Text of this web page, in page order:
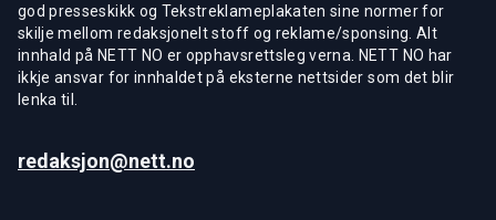
god presseskikk og Tekstreklameplakaten sine normer for
skilje mellom redaksjonelt stoff og reklame/sponsing. Alt
innhald på NETT NO er opphavsrettsleg verna. NETT NO har
ikkje ansvar for innhaldet på eksterne nettsider som det blir
lenka til.
redaksjon@nett.no